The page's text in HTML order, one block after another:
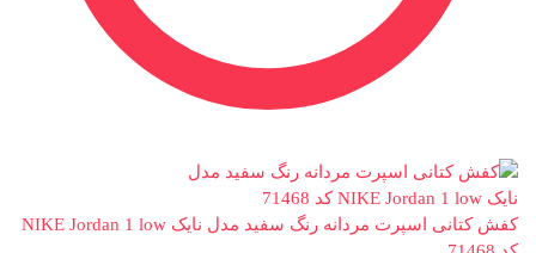
کفش کتانی اسپرت مردانه رنگ سفید مدل نایک NIKE Jordan 1 low